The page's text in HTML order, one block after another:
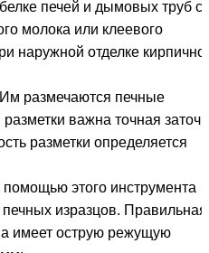
печей и дымовых труб с
молока или клеевого
наружной отделке
размечаются печные
важна точная
разметки определяется
этого инструмента
изразцов. Правильная
имеет острую режущую